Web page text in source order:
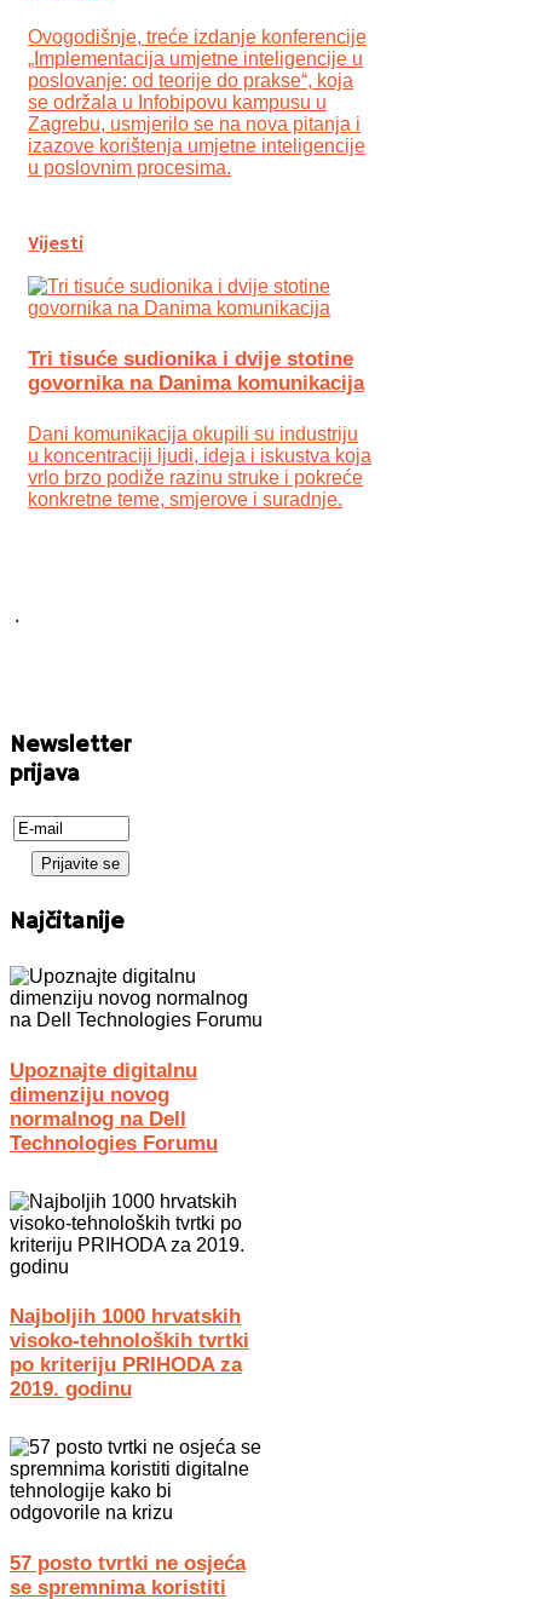
Ovogodišnje, treće izdanje konferencije
„Implementacija umjetne inteligencije u
poslovanje: od teorije do prakse“, koja
se održala u Infobipovu kampusu u
Zagrebu, usmjerilo se na nova pitanja i
izazove korištenja umjetne inteligencije
u poslovnim procesima.
Vijesti
Tri tisuće sudionika i dvije stotine
govornika na Danima komunikacija
Dani komunikacija okupili su industriju
u koncentraciji ljudi, ideja i iskustva koja
vrlo brzo podiže razinu struke i pokreće
konkretne teme, smjerove i suradnje.
.
Newsletter
prijava
Najčitanije
Upoznajte digitalnu
dimenziju novog
normalnog na Dell
Technologies Forumu
Najboljih 1000 hrvatskih
visoko-tehnoloških tvrtki
po kriteriju PRIHODA za
2019. godinu
57 posto tvrtki ne osjeća
se spremnima koristiti